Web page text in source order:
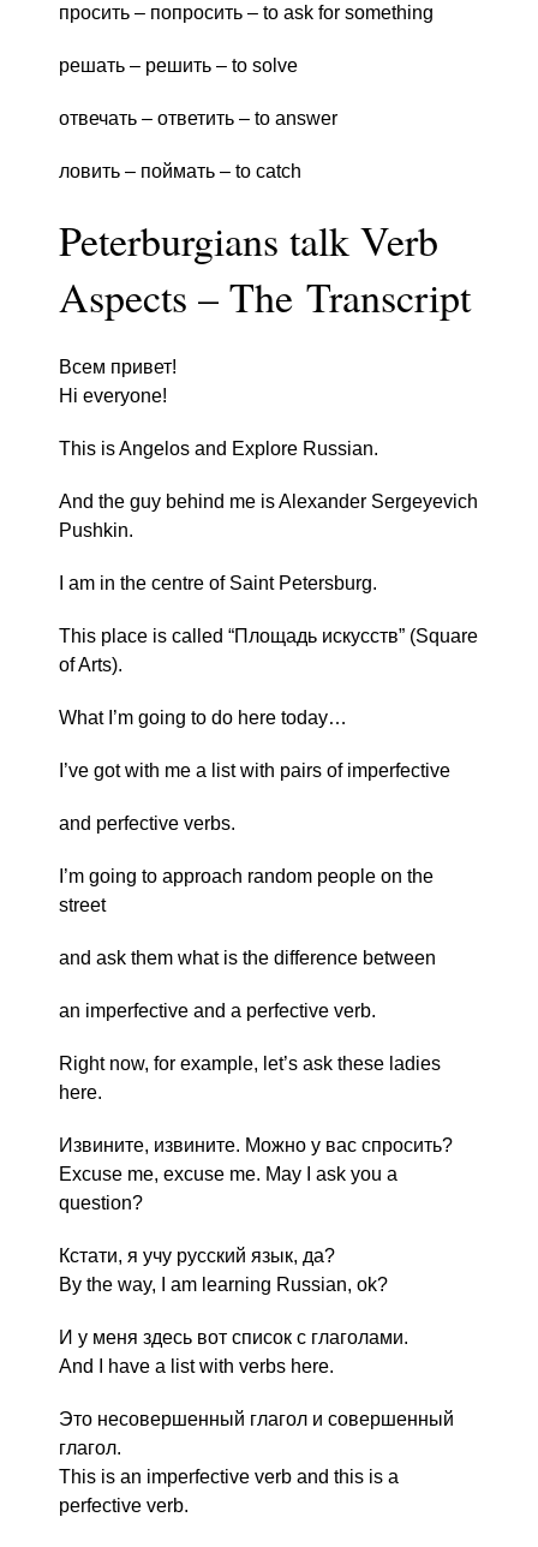
просить – попросить – to ask for something
решать – решить – to solve
отвечать – ответить – to answer
ловить – поймать – to catch
Peterburgians talk Verb
Aspects – The Transcript
Всем привет!
Hi everyone!
This is Angelos and Explore Russian.
And the guy behind me is Alexander Sergeyevich
Pushkin.
I am in the centre of Saint Petersburg.
This place is called “Площадь искусств” (Square
of Arts).
What I’m going to do here today…
I’ve got with me a list with pairs of imperfective
and perfective verbs.
I’m going to approach random people on the
street
and ask them what is the difference between
an imperfective and a perfective verb.
Right now, for example, let’s ask these ladies
here.
Извините, извините. Можно у вас спросить?
Excuse me, excuse me. May I ask you a
question?
Кстати, я учу русский язык, да?
By the way, I am learning Russian, ok?
И у меня здесь вот список с глаголами.
And I have a list with verbs here.
Это несовершенный глагол и совершенный
глагол.
This is an imperfective verb and this is a
perfective verb.